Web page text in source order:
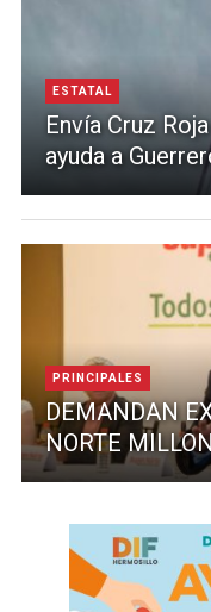
ESTATAL
Envía Cruz
ayuda a
PRINCIPALES
DEMANDAN
NORTE